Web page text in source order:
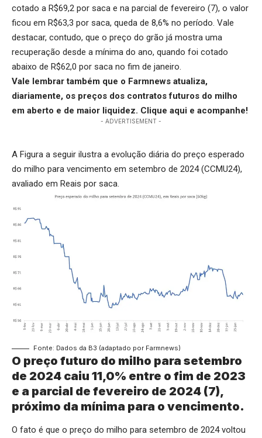
cotado a R$69,2 por saca e na parcial de fevereiro (7), o valor
ficou em R$63,3 por saca, queda de 8,6% no período. Vale
destacar, contudo, que o preço do grão já mostra uma
recuperação desde a mínima do ano, quando foi cotado
abaixo de R$62,0 por saca no fim de janeiro.
Vale lembrar também que o Farmnews atualiza,
diariamente, os preços dos contratos futuros do milho
em aberto e de maior liquidez. Clique aqui e acompanhe!
- ADVERTISEMENT -
A Figura a seguir ilustra a evolução diária do preço esperado
do milho para vencimento em setembro de 2024 (CCMU24),
avaliado em Reais por saca.
Fonte: Dados da B3 (adaptado por Farmnews)
O preço futuro do milho para setembro
de 2024 caiu 11,0% entre o fim de 2023
e a parcial de fevereiro de 2024 (7),
próximo da mínima para o vencimento.
O fato é que o preço do milho para setembro de 2024 voltou